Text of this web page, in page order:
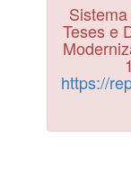
Teses e
https://